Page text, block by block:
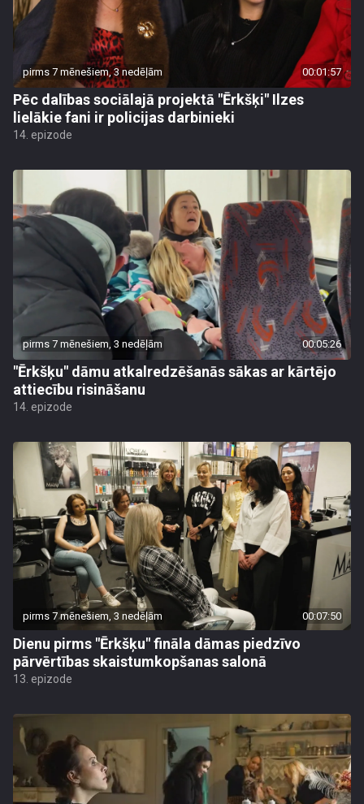
pirms 7 mēnešiem, 3 nedēļām 00:01:57
Pēc dalības sociālajā projektā "Ērkšķi" Ilzes
lielākie fani ir policijas darbinieki
14. epizode
pirms 7 mēnešiem, 3 nedēļām 00:05:26
"Ērkšķu" dāmu atkalredzēšanās sākas ar kārtējo
attiecību risināšanu
14. epizode
pirms 7 mēnešiem, 3 nedēļām 00:07:50
Dienu pirms "Ērkšķu" fināla dāmas piedzīvo
pārvērtības skaistumkopšanas salonā
13. epizode